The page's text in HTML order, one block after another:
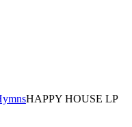
HAPPY HOUSE LP